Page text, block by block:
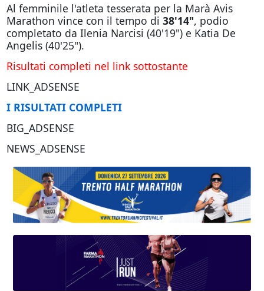
Al femminile l'atleta tesserata per la Marà Avis
Marathon vince con il tempo di 38'14", podio
completato da Ilenia Narcisi (40'19") e Katia De
Angelis (40'25").
Risultati completi nel link sottostante
LINK_ADSENSE
I RISULTATI COMPLETI
BIG_ADSENSE
NEWS_ADSENSE